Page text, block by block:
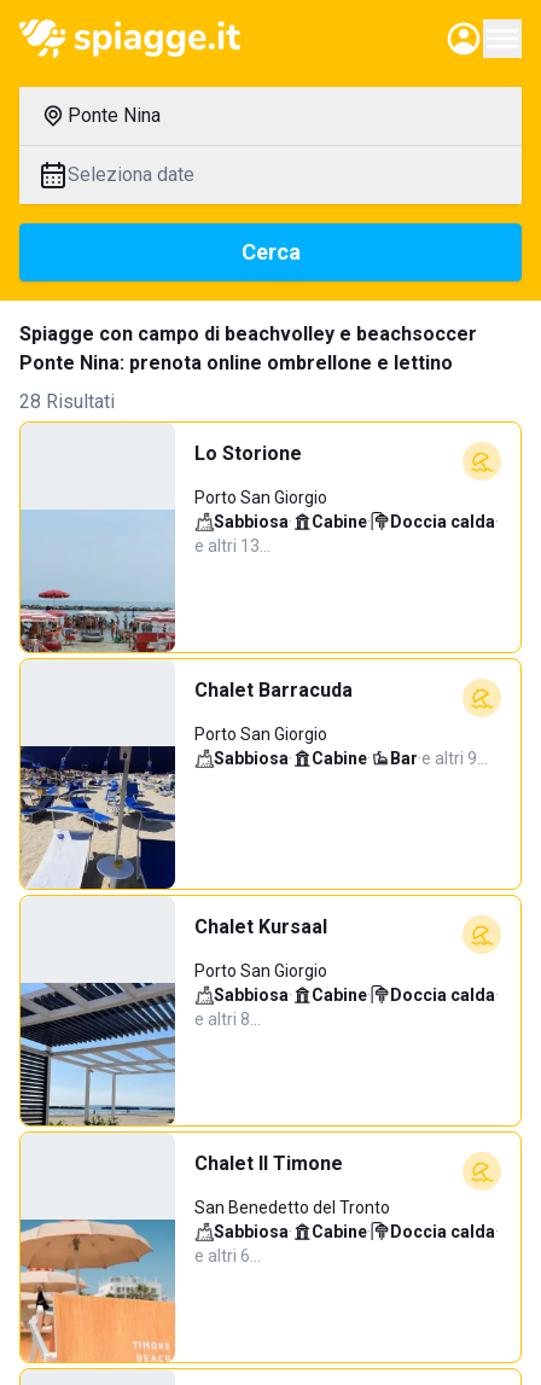
Ponte Nina
Seleziona date
Cerca
Spiagge con campo di beachvolley e beachsoccer
Ponte Nina: prenota online ombrellone e lettino
28 Risultati
Lo Storione
Porto San Giorgio
Sabbiosa· Cabine· Doccia calda·
e altri 13…
Chalet Barracuda
Porto San Giorgio
Sabbiosa· Cabine· Bar·e altri 9…
Chalet Kursaal
Porto San Giorgio
Sabbiosa· Cabine· Doccia calda·
e altri 8…
Chalet Il Timone
San Benedetto del Tronto
Sabbiosa· Cabine· Doccia calda·
e altri 6…